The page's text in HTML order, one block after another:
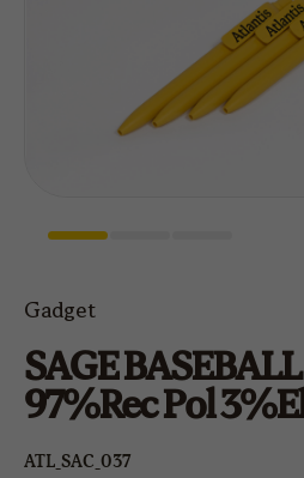
Gadget
SAGE
97%rec Pol
ATL_SAC_037